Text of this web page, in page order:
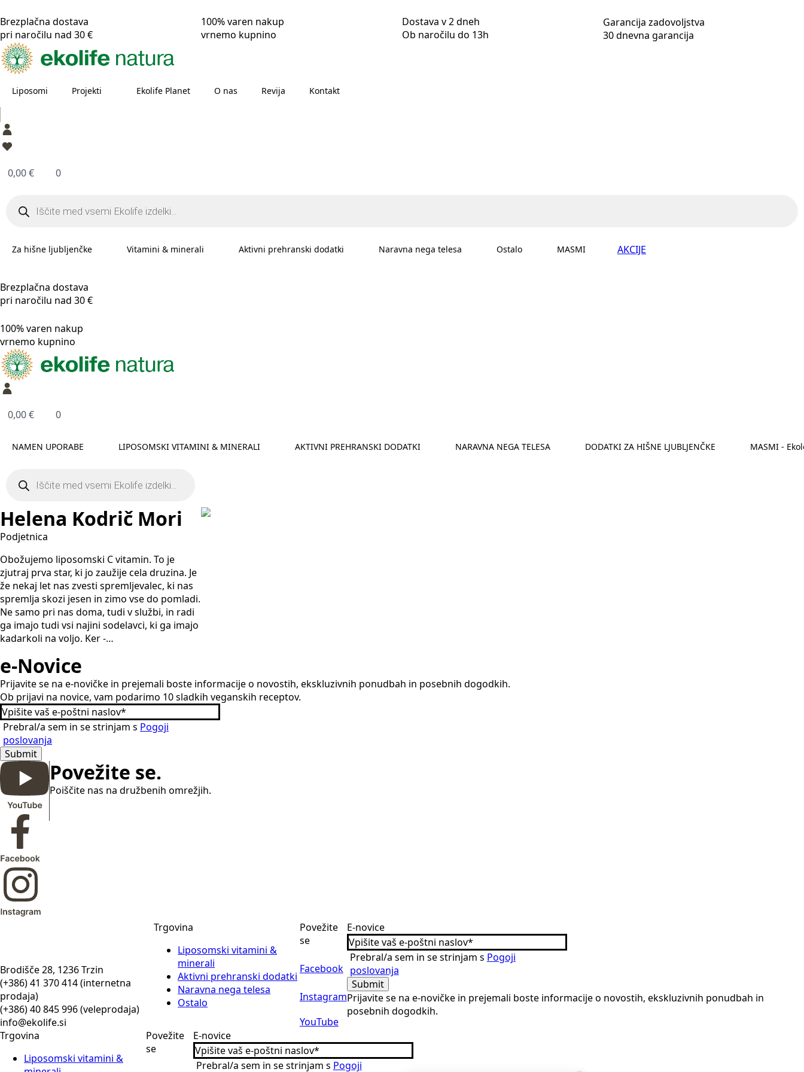
Brezplačna dostava
pri naročilu nad 30 €
100% varen nakup
vrnemo kupnino
Dostava v 2 dneh
Ob naročilu do 13h
Garancija zadovoljstva
30 dnevna garancija
Liposomi Projekti Ekolife Planet O nas Revija Kontakt
0,00€
0
search
Za hišne ljubljenčke Vitamini & minerali Aktivni prehranski dodatki Naravna nega telesa Ostalo MASMI AKCIJE
Brezplačna dostava
pri naročilu nad 30 €
100% varen nakup
vrnemo kupnino
0,00€ 0
NAMEN UPORABE LIPOSOMSKI VITAMINI & MINERALI AKTIVNI PREHRANSKI DODATKI NARAVNA NEGA TELESA DODATKI ZA HIŠNE LJUBLJENČKE MASMI -
search
Helena Kodrič Mori
Podjetnica
Obožujemo liposomski C vitamin. To je
zjutraj prva star, ki jo zaužije cela druzina. Je
že nekaj let nas zvesti spremljevalec, ki nas
spremlja skozi jesen in zimo vse do pomladi.
Ne samo pri nas doma, tudi v službi, in radi
ga imajo tudi vsi najini sodelavci, ki ga imajo
kadarkoli na voljo. Ker -…
e-Novice
Prijavite se na e-novičke in prejemali boste informacije o novostih, ekskluzivnih ponudbah in posebnih dogodkih.
Ob prijavi na novice, vam podarimo 10 sladkih veganskih receptov.
Prebral/a sem in se strinjam s Pogoji
poslovanja
Submit
Povežite se.
Poiščite nas na družbenih omrežjih.
Brodišče 28, 1236 Trzin
(+386) 41 370 414 (internetna
prodaja)
(+386) 40 845 996 (veleprodaja)
info@ekolife.si
Trgovina
Liposomski vitamini &
minerali
Aktivni prehranski dodatki
Naravna nega telesa
Ostalo
Povežite
se
Facebook
Instagram
YouTube
E-novice
Prebral/a sem in se strinjam s Pogoji
poslovanja
Submit
Prijavite se na e-novičke in prejemali boste informacije o novostih, ekskluzivnih ponudbah in
posebnih dogodkih.
Trgovina
Liposomski vitamini &
Povežite
se
E-novice
Prebral/a sem in se strinjam s Pogoji